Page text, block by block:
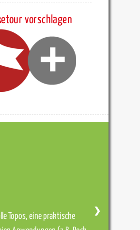
vorschlagen
Topos, eine praktische
❯